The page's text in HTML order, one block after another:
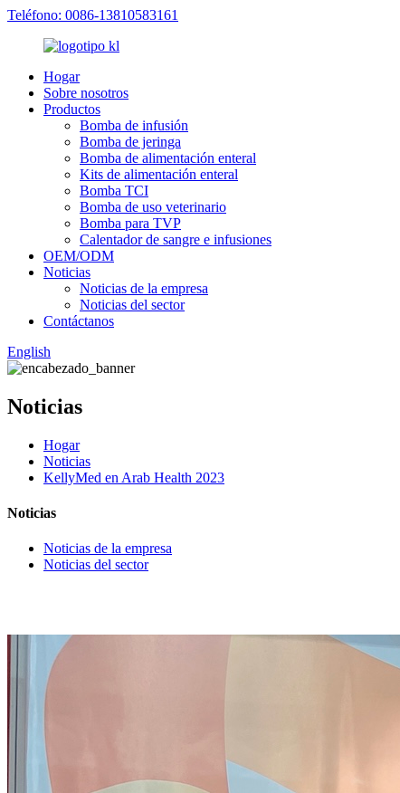
Teléfono: 0086-13810583161
Hogar
Sobre nosotros
Productos
Bomba de infusión
Bomba de jeringa
Bomba de alimentación enteral
Kits de alimentación enteral
Bomba TCI
Bomba de uso veterinario
Bomba para TVP
Calentador de sangre e infusiones
OEM/ODM
Noticias
Noticias de la empresa
Noticias del sector
Contáctanos
English
Noticias
Hogar
Noticias
KellyMed en Arab Health 2023
Noticias
Noticias de la empresa
Noticias del sector